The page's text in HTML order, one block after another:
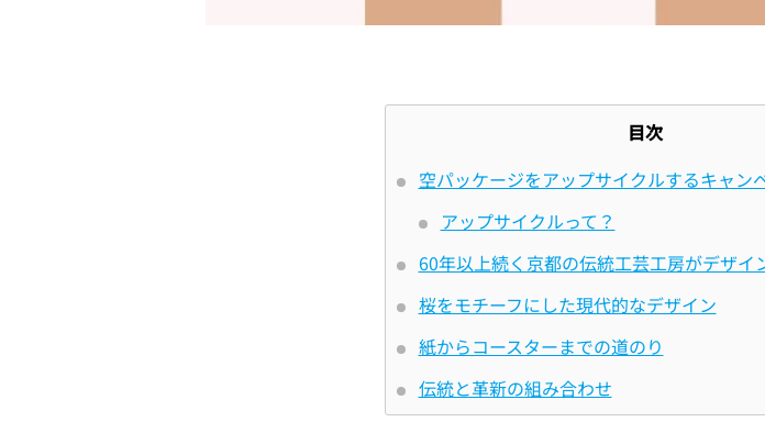
目次
空パッケージをアップサイクルするキャン
アップサイクルって？
60年以上続く京都の伝統工芸工房がデザイ
桜をモチーフにした現代的なデザイン
紙からコースターまでの道のり
伝統と革新の組み合わせ